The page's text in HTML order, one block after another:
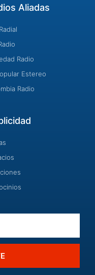
Aliadas
Radio
Estereo
Radio